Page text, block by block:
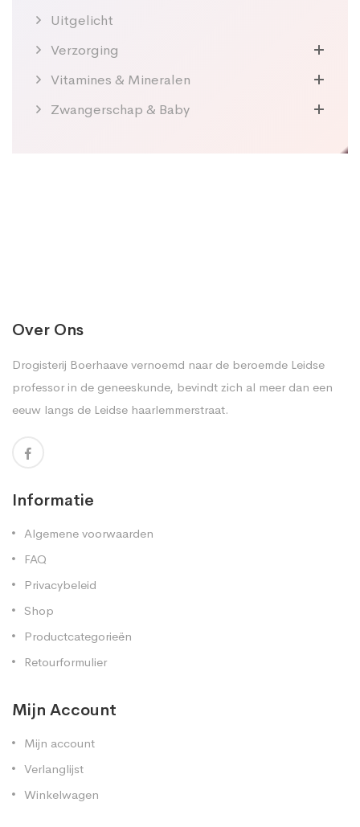
Uitgelicht
Verzorging
Vitamines & Mineralen
Zwangerschap & Baby
Over Ons
Drogisterij Boerhaave vernoemd naar de beroemde Leidse
professor in de geneeskunde, bevindt zich al meer dan een
eeuw langs de Leidse haarlemmerstraat.
Informatie
Algemene voorwaarden
FAQ
Privacybeleid
Shop
Productcategorieën
Retourformulier
Mijn Account
Mijn account
Verlanglijst
Winkelwagen